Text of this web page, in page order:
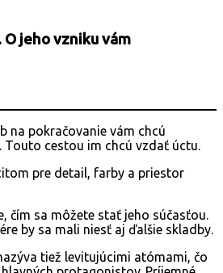
jeho vzniku vám
na pokračovanie vám chcú
Touto cestou im chcú vzdať úctu.
pre detail, farby a priestor
čím sa môžete stať jeho súčasťou.
by sa mali niesť aj ďalšie skladby.
tiež levitujúcimi atómami, čo